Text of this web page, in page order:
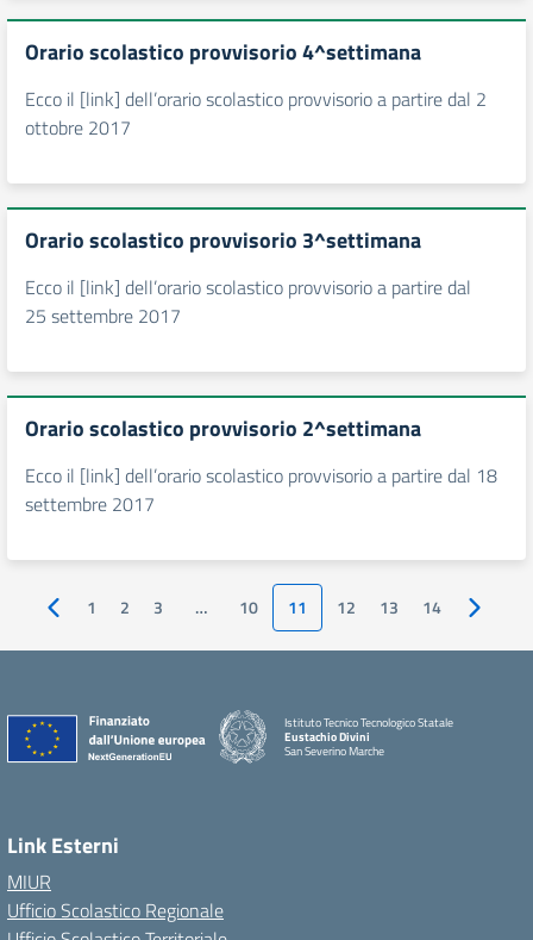
Orario scolastico provvisorio 4^settimana
Ecco il [link] dell’orario scolastico provvisorio a partire dal 2
ottobre 2017
Orario scolastico provvisorio 3^settimana
Ecco il [link] dell’orario scolastico provvisorio a partire dal
25 settembre 2017
Orario scolastico provvisorio 2^settimana
Ecco il [link] dell’orario scolastico provvisorio a partire dal 18
settembre 2017
Pagina precedente
1 2 3 … 10 11 12 13 14 Pagina
Istituto Tecnico Tecnologico Statale
Eustachio Divini
San Severino Marche
Link Esterni
MIUR
Ufficio Scolastico Regionale